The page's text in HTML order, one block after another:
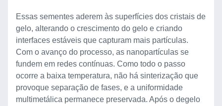
Essas sementes aderem às superfícies dos cristais de
gelo, alterando o crescimento do gelo e criando
interfaces estáveis que capturam mais partículas.
Com o avanço do processo, as nanopartículas se
fundem em redes contínuas. Como todo o passo
ocorre a baixa temperatura, não há sinterização que
provoque separação de fases, e a uniformidade
multimetálica permanece preservada. Após o degelo